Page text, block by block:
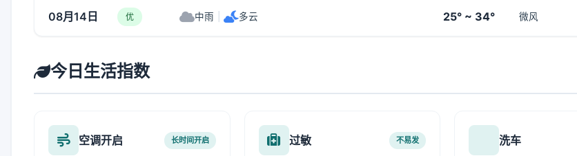
08月14日 优 中雨 多云 25° ~ 34° 微风
今日生活指数
空调开启 长时间开启 过敏 不易发 洗车